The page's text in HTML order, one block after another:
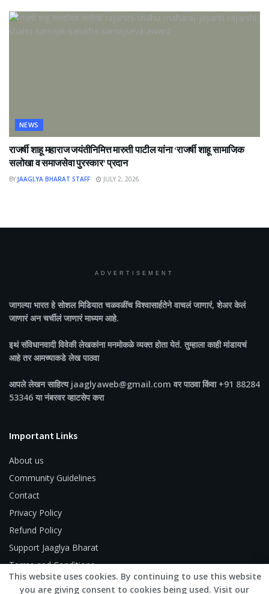
NEWS
राजर्षी शाहू महाराज जयंतीनिमित्त मारुती पाटील यांना ‘राजर्षी शाहू सामाजिक
सलोखा व समाजसेवा पुरस्कार’ प्रदान
BY JAAGLYA BHARAT STAFF JULY 2, 2026
ADVERTISEMENT
जागल्या भारतहे सोशल मिडियात चळवळींच विश्वासार्हतेने वाचलं जाणारं, शेअर केलं
जाणारं अन चर्चीलं जाणारं माध्यम आहे.
इथं संविधानवादी विवेकी लेखकांना मनमोकळे व्यक्त होता येतं. तुम्हाला काही मांडायचं
आहे तर आमच्याकडे लेख पाठवा
आपले लेखन साहित्य jaaglyaweb@gmail.com वर पाठवा किंवा +91 88284
53346 या नंबरवर व्हाटसेप करा
Important Links
About us
Community Guidelines
Contact
Privacy Policy
Refund Policy
Support Jaaglya Bharat
Terms and Conditions
This website uses cookies. By continuing to use this website
you are giving consent to cookies being used. Visit our